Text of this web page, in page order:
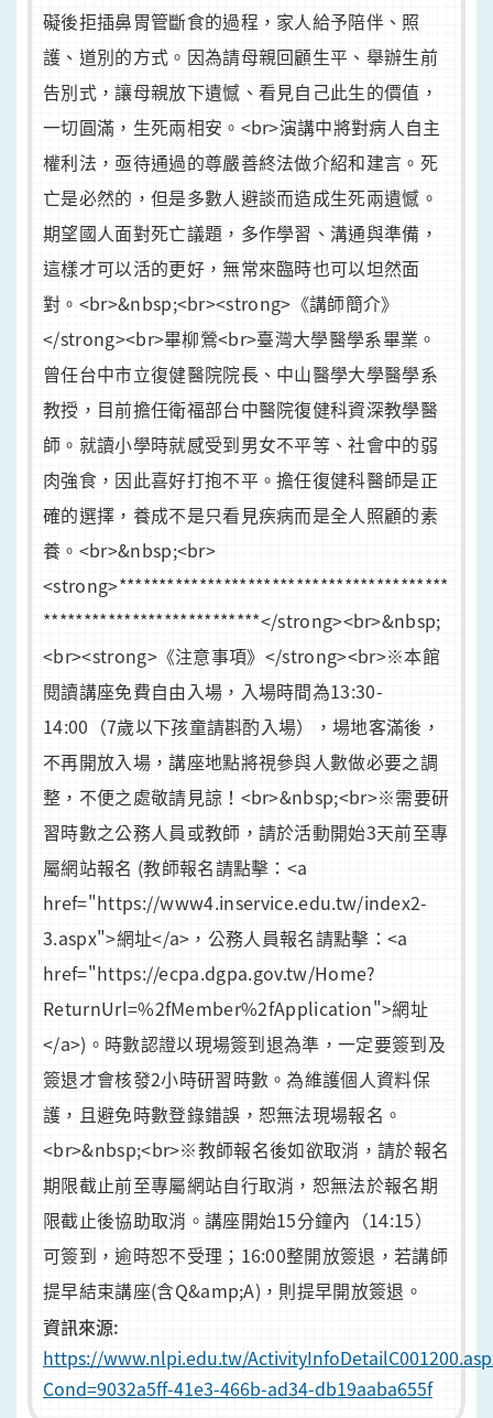
礙後拒插鼻胃管斷食的過程，家人給予陪伴、照
護、道別的方式。因為請母親回顧生平、舉辦生前
告別式，讓母親放下遺憾、看見自己此生的價值，
一切圓滿，生死兩相安。<br>演講中將對病人自主
權利法，亟待通過的尊嚴善終法做介紹和建言。死
亡是必然的，但是多數人避談而造成生死兩遺憾。
期望國人面對死亡議題，多作學習、溝通與準備，
這樣才可以活的更好，無常來臨時也可以坦然面
對。<br>&nbsp;<br><strong>《講師簡介》
</strong><br>畢柳鶯<br>臺灣大學醫學系畢業。
曾任台中市立復健醫院院長、中山醫學大學醫學系
教授，目前擔任衛福部台中醫院復健科資深教學醫
師。就讀小學時就感受到男女不平等、社會中的弱
肉強食，因此喜好打抱不平。擔任復健科醫師是正
確的選擇，養成不是只看見疾病而是全人照顧的素
養。<br>&nbsp;<br>
<strong>*****************************************
***************************</strong><br>&nbsp;
<br><strong>《注意事項》</strong><br>※本館
閱讀講座免費自由入場，入場時間為13:30-
14:00（7歲以下孩童請斟酌入場），場地客滿後，
不再開放入場，講座地點將視參與人數做必要之調
整，不便之處敬請見諒！<br>&nbsp;<br>※需要研
習時數之公務人員或教師，請於活動開始3天前至專
屬網站報名 (教師報名請點擊：<a
href="https://www4.inservice.edu.tw/index2-
3.aspx">網址</a>，公務人員報名請點擊：<a
href="https://ecpa.dgpa.gov.tw/Home?
ReturnUrl=%2fMember%2fApplication">網址
</a>)。時數認證以現場簽到退為準，一定要簽到及
簽退才會核發2小時研習時數。為維護個人資料保
護，且避免時數登錄錯誤，恕無法現場報名。
<br>&nbsp;<br>※教師報名後如欲取消，請於報名
期限截止前至專屬網站自行取消，恕無法於報名期
限截止後協助取消。講座開始15分鐘內（14:15）
可簽到，逾時恕不受理；16:00整開放簽退，若講師
提早結束講座(含Q&amp;A)，則提早開放簽退。
資訊來源:
https://www.nlpi.edu.tw/
Cond=9032a5ff-41e3-466b-ad34-db19aaba655f